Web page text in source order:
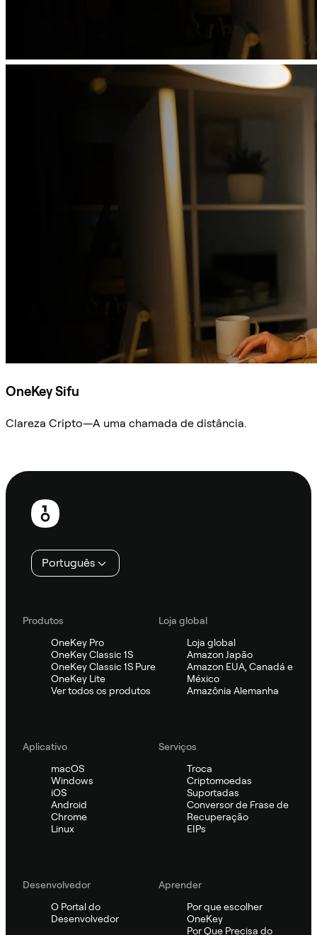
OneKey Sifu
Clareza Cripto—A uma chamada de distância.
Rodapé
Português
Produtos
OneKey Pro
OneKey Classic 1S
OneKey Classic 1S Pure
OneKey Lite
Ver todos os produtos
Loja global
Loja global
Amazon Japão
Amazon EUA, Canadá e
México
Amazônia Alemanha
Aplicativo
macOS
Windows
iOS
Android
Chrome
Linux
Serviços
Troca
Criptomoedas
Suportadas
Conversor de Frase de
Recuperação
EIPs
Desenvolvedor
O Portal do
Desenvolvedor
Aprender
Por que escolher
OneKey
Por Que Precisa do